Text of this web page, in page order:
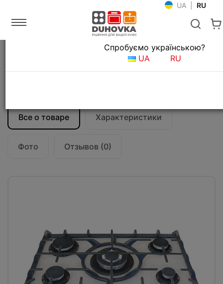
UA RU
Встраиваемая техника
Газовая варочная поверхность Fabiano
Все о товаре Характеристики
Фото Отзывов (0)
Язык магазина
Спробуємо українською?
UA
RU